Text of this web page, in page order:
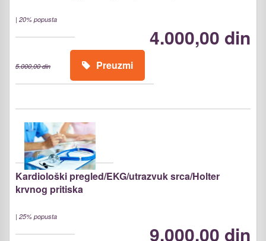
| 20% popusta
4.000,00 din
5.000,00 din Preuzmi
Kardiološki pregled/EKG/utrazvuk srca/Holter
krvnog pritiska
| 25% popusta
9.000,00 din